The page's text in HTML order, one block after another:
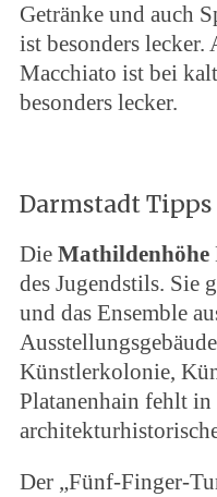
Getränke und auch
ist besonders lecker.
Macchiato ist bei
besonders lecker.
Darmstadt
Die Mathildenhöhe
des Jugendstils. Sie
und das Ensemble
Künstlerkolonie,
Platanenhain fehlt in
Der „Fünf-Finger-